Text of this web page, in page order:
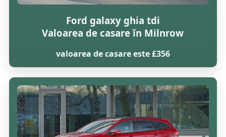
Ford galaxy ghia tdi
Valoarea de casare în Milnrow
valoarea de casare este £356